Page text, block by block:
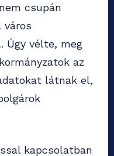
csupán
város
Úgy vélte, meg
az
látnak el,
kapcsolatban